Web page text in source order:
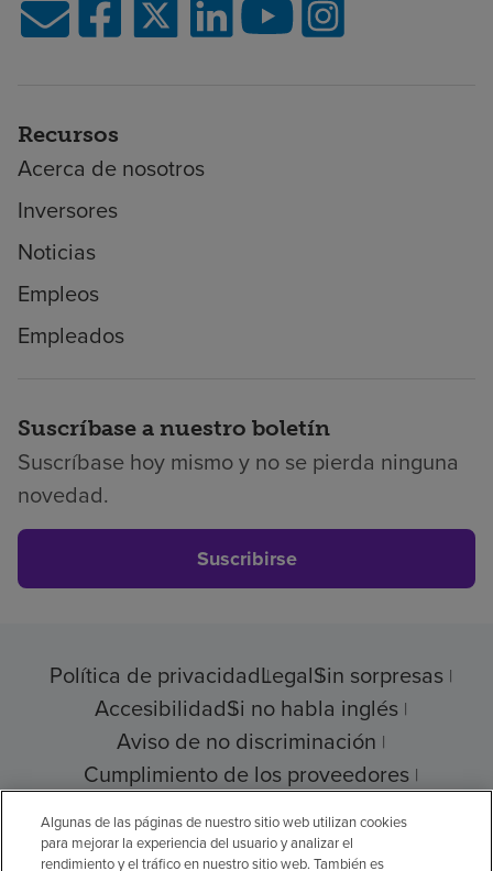
Recursos
Acerca de nosotros
Inversores
Noticias
Empleos
Empleados
Suscríbase a nuestro boletín
Suscríbase hoy mismo y no se pierda ninguna
novedad.
Suscribirse
Política de privacidadLegalSin sorpresas
AccesibilidadSi no habla inglés
Aviso de no discriminación
Cumplimiento de los proveedores
Algunas de las páginas de nuestro sitio web utilizan cookies
para mejorar la experiencia del usuario y analizar el
rendimiento y el tráfico en nuestro sitio web. También es